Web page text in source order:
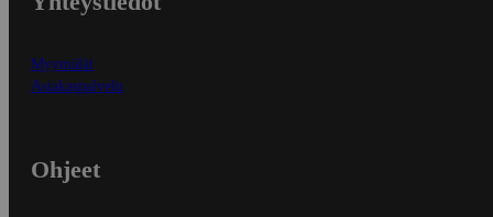
Myymälät
Asiakaspalvelu
Ohjeet